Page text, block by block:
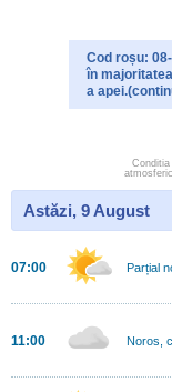
Cod roșu:
în
a
Conditia
Astăzi, 9 August
07:00 Parțial
11:00 Noros,